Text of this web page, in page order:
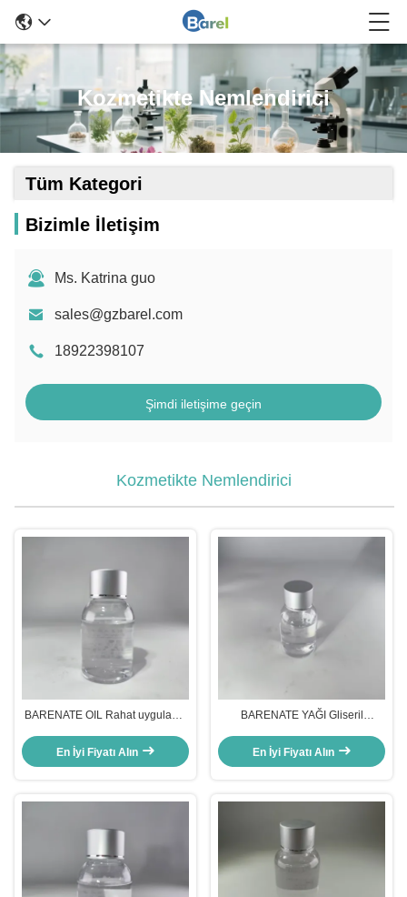
Kozmetikte Nemlendirici
Tüm Kategori
Bizimle İletişim
Ms. Katrina guo
sales@gzbarel.com
18922398107
Şimdi iletişime geçin
Kozmetikte Nemlendirici
BARENATE OIL Rahat uygulama
En İyi Fiyatı Alın
BARENATE YAĞI Gliseril
Yüksek verimli nemlendirici
En İyi Fiyatı Alın